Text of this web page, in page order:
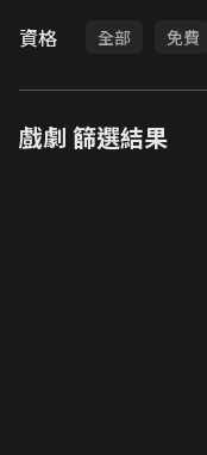
資格 全部 免費
戲劇 篩選結果